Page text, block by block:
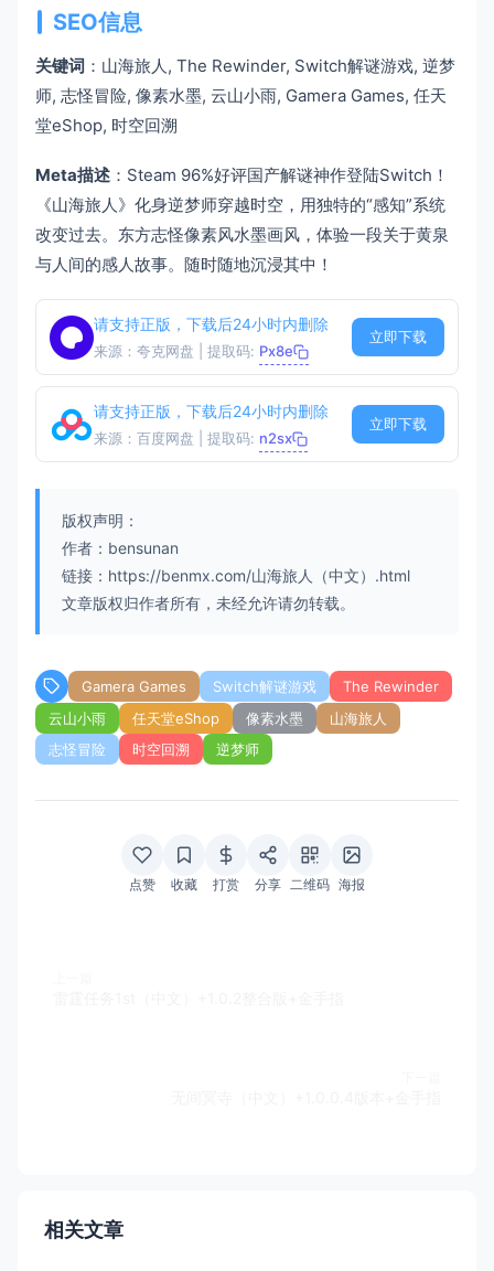
SEO信息
关键词 ：山海旅人, The Rewinder, Switch解谜游戏, 逆梦
师, 志怪冒险, 像素水墨, 云山小雨, Gamera Games, 任天
堂eShop, 时空回溯
Meta描述 ：Steam 96%好评国产解谜神作登陆Switch！
《山海旅人》化身逆梦师穿越时空，用独特的“感知”系统
改变过去。东方志怪像素风水墨画风，体验一段关于黄泉
与人间的感人故事。随时随地沉浸其中！
请支持正版，下载后24小时内删除
来源：夸克网盘 | 提取码: Px8e
立即下载
请支持正版，下载后24小时内删除
来源：百度网盘 | 提取码: n2sx
立即下载
版权声明：
作者：bensunan
链接：https://benmx.com/山海旅人（中文）.html
文章版权归作者所有，未经允许请勿转载。
Gamera Games Switch解谜游戏
The Rewinder
云山小雨
任天堂eShop 像素水墨
山海旅人
志怪冒险
时空回溯 逆梦师
点赞 收藏 打赏 分享 二维码 海报
相关文章